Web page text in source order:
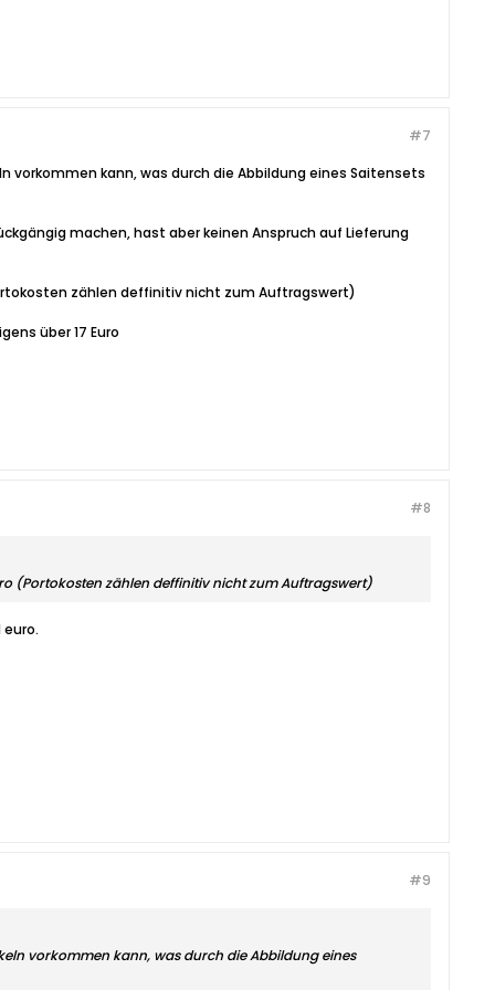
#7
vorkommen kann, was durch die Abbildung eines Saitensets
machen, hast aber keinen Anspruch auf Lieferung
zählen deffinitiv nicht zum Auftragswert)
über 17 Euro
#8
(Portokosten zählen deffinitiv nicht zum Auftragswert)
#9
vorkommen kann, was durch die Abbildung eines